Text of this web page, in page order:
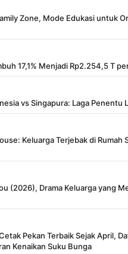
Zone, Mode Edukasi untuk
17,1% Menjadi Rp2.254,5 T
vs Singapura: Laga Penentu
Keluarga Terjebak di Rumah
(2026), Drama Keluarga yang
Pekan Terbaik Sejak April,
Kenaikan Suku Bunga